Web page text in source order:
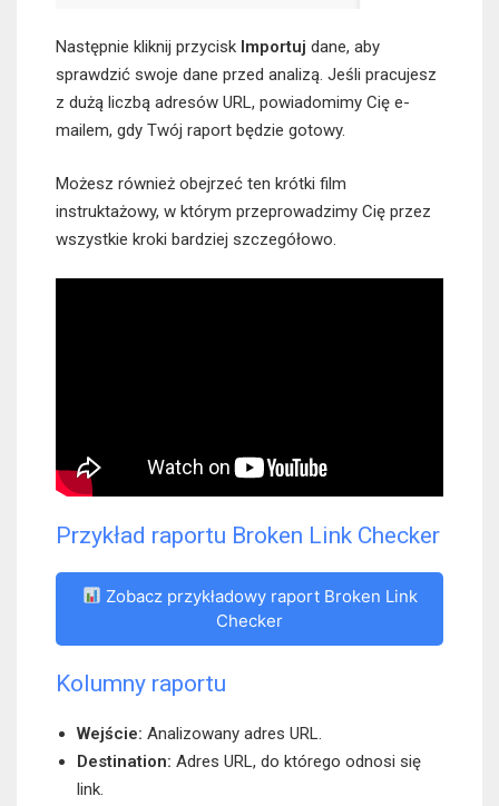
Następnie kliknij przycisk Importuj dane, aby
sprawdzić swoje dane przed analizą. Jeśli pracujesz
z dużą liczbą adresów URL, powiadomimy Cię e-
mailem, gdy Twój raport będzie gotowy.
Możesz również obejrzeć ten krótki film
instruktażowy, w którym przeprowadzimy Cię przez
wszystkie kroki bardziej szczegółowo.
Przykład raportu Broken Link Checker
Zobacz przykładowy raport Broken Link
Checker
Kolumny raportu
Wejście: Analizowany adres URL.
Destination: Adres URL, do którego odnosi się
link.